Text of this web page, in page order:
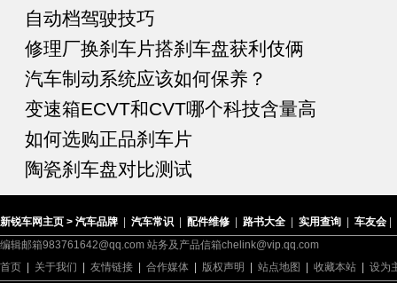
自动档驾驶技巧
修理厂换刹车片搭刹车盘获利伎俩
汽车制动系统应该如何保养？
变速箱ECVT和CVT哪个科技含量高
如何选购正品刹车片
陶瓷刹车盘对比测试
新锐车网主页 > 汽车品牌 | 汽车常识 | 配件维修 | 路书大全 | 实用查询 | 车友会 |
编辑邮箱983761642@qq.com 站务及产品信箱chelink@vip.qq.com
首页 | 关于我们 | 友情链接 | 合作媒体 | 版权声明 | 站点地图 | 收藏本站 | 设为